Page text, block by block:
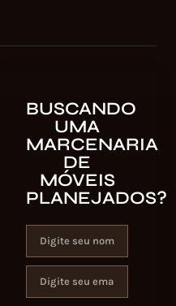
BUSCANDO
UMA
MARCENARIA
DE
MÓVEIS
PLANEJADOS?